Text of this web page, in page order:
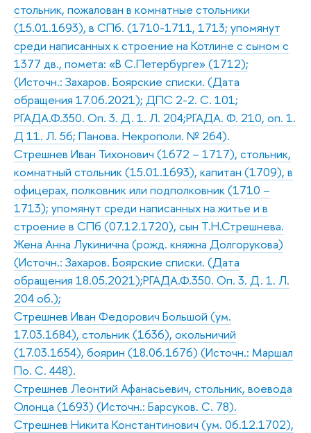
стольник, пожалован в комнатные стольники
(15.01.1693), в СПб. (1710-1711, 1713; упомянут
среди написанных к строение на Котлине с сыном с
1377 дв., помета: «В С.Петербурге» (1712);
(Источн.: Захаров. Боярские списки. (Дата
обращения 17.06.2021); ДПС 2-2. С. 101;
РГАДА.Ф.350. Оп. 3. Д. 1. Л. 204;РГАДА. Ф. 210, оп. 1.
Д 11. Л. 56; Панова. Некрополи. № 264).
Стрешнев Иван Тихонович (1672 – 1717), стольник,
комнатный стольник (15.01.1693), капитан (1709), в
офицерах, полковник или подполковник (1710 –
1713); упомянут среди написанных на житье и в
строение в СПб (07.12.1720), сын Т.Н.Стрешнева.
Жена Анна Лукинична (рожд. княжна Долгорукова)
(Источн.: Захаров. Боярские списки. (Дата
обращения 18.05.2021);РГАДА.Ф.350. Оп. 3. Д. 1. Л.
204 об.);
Стрешнев Иван Федорович Большой (ум.
17.03.1684), стольник (1636), окольничий
(17.03.1654), боярин (18.06.1676) (Источн.: Маршал
По. С. 448).
Стрешнев Леонтий Афанасьевич, стольник, воевода
Олонца (1693) (Источн.: Барсуков. С. 78).
Стрешнев Никита Константинович (ум. 06.12.1702),